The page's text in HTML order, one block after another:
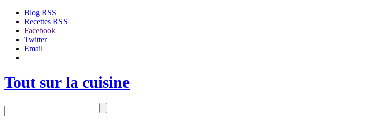
Blog RSS
Recettes RSS
Facebook
Twitter
Email
Tout sur la cuisine